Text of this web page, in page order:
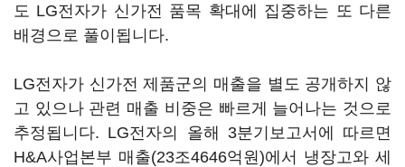
도 LG전자가 신가전 품목 확대에 집중하는 또 다른
배경으로 풀이됩니다.
LG전자가 신가전 제품군의 매출을 별도 공개하지 않
고 있으나 관련 매출 비중은 빠르게 늘어나는 것으로
추정됩니다. LG전자의 올해 3분기보고서에 따르면
H&A사업본부 매출(23조4646억원)에서 냉장고와 세